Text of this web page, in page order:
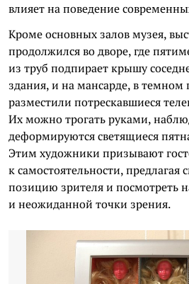
влияет на поведение
Кроме основных залов музея,
продолжился во дворе, где
из труб подпирает крышу
здания, и на мансарде, в
разместили потрескавшиеся
Их можно трогать руками,
деформируются светящиеся
Этим художники призывают
к самостоятельности, предлагая
позицию зрителя и посмотреть
и неожиданной точки зрения.